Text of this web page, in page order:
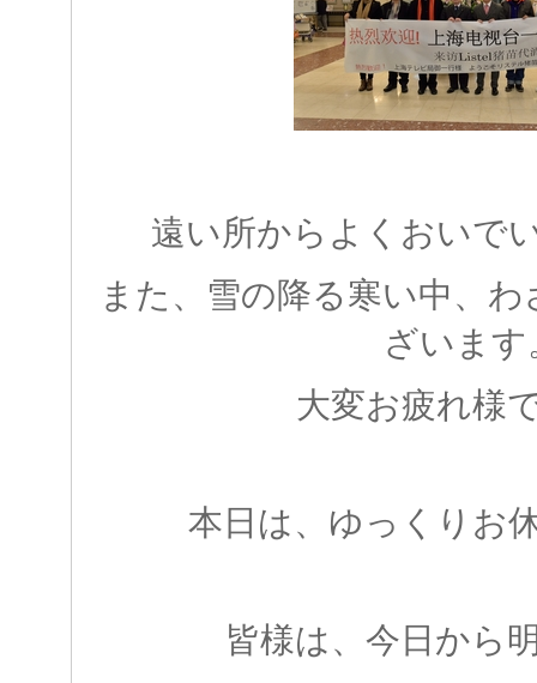
遠い所からよくおいで
また、雪の降る寒い中、
ざいます
大変お疲れ様
本日は、ゆっくりお
皆様は、今日から